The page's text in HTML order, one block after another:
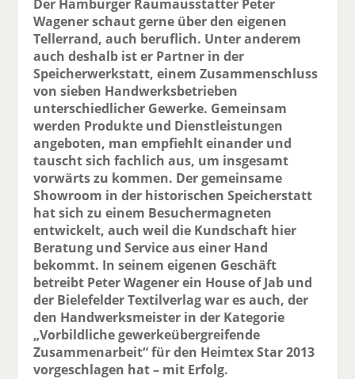
Der Hamburger Raumausstatter Peter
Wagener schaut gerne über den eigenen
Tellerrand, auch beruflich. Unter anderem
auch deshalb ist er Partner in der
Speicherwerkstatt, einem Zusammenschluss
von sieben Handwerksbetrieben
unterschiedlicher Gewerke. Gemeinsam
werden Produkte und Dienstleistungen
angeboten, man empfiehlt einander und
tauscht sich fachlich aus, um insgesamt
vorwärts zu kommen. Der gemeinsame
Showroom in der historischen Speicherstatt
hat sich zu einem Besuchermagneten
entwickelt, auch weil die Kundschaft hier
Beratung und Service aus einer Hand
bekommt. In seinem eigenen Geschäft
betreibt Peter Wagener ein House of Jab und
der Bielefelder Textilverlag war es auch, der
den Handwerksmeister in der Kategorie
„Vorbildliche gewerkeübergreifende
Zusammenarbeit“ für den Heimtex Star 2013
vorgeschlagen hat – mit Erfolg.